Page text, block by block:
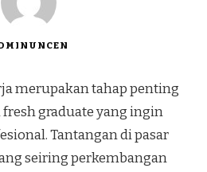
merupakan tahap penting
graduate yang ingin
Tantangan di pasar
seiring perkembangan